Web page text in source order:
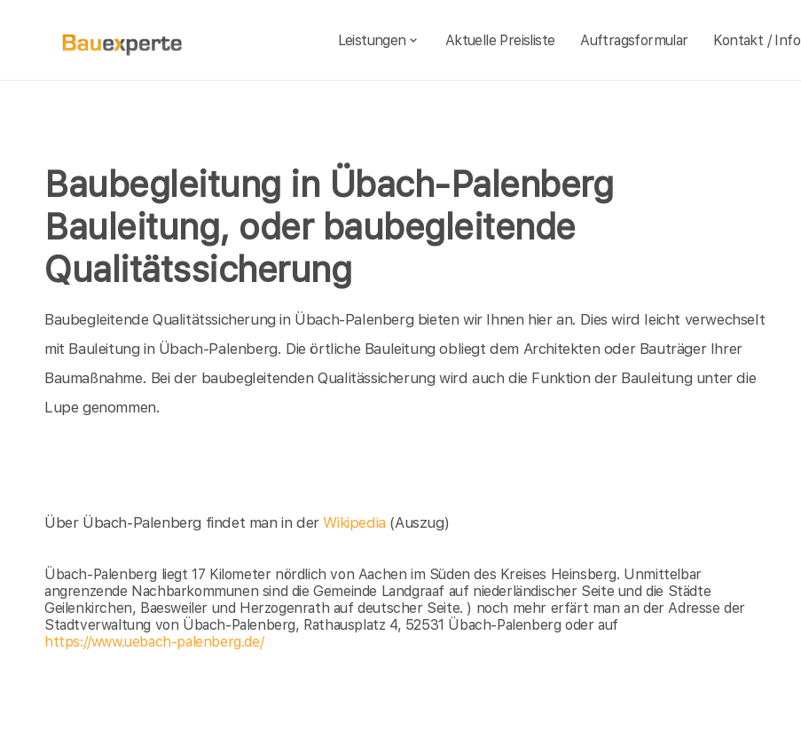
Leistungen Aktuelle Preisliste Auftragsformular Kontakt / Info
Baubegleitung in Übach-Palenberg
Bauleitung, oder baubegleitende
Qualitätssicherung
Baubegleitende Qualitätssicherung in Übach-Palenberg bieten wir Ihnen hier an. Dies wird leicht verwechselt
mit Bauleitung in Übach-Palenberg. Die örtliche Bauleitung obliegt dem Architekten oder Bauträger Ihrer
Baumaßnahme. Bei der baubegleitenden Qualitässicherung wird auch die Funktion der Bauleitung unter die
Lupe genommen.
Über Übach-Palenberg findet man in derWikipedia (Auszug)
Übach-Palenberg liegt 17 Kilometer nördlich von Aachen im Süden des Kreises Heinsberg. Unmittelbar
angrenzende Nachbarkommunen sind die Gemeinde Landgraaf auf niederländischer Seite und die Städte
Geilenkirchen, Baesweiler und Herzogenrath auf deutscher Seite. ) noch mehr erfärt man an der Adresse der
Stadtverwaltung von Übach-Palenberg, Rathausplatz 4, 52531 Übach-Palenberg oder auf
https://www.uebach-palenberg.de/